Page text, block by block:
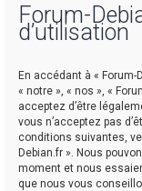
Forum-
d’utilisation
En accédant à « Forum-
« notre », « nos », «
acceptez d’être
vous n’acceptez pas
conditions suivantes,
Debian.fr ». Nous
moment et nous
que nous vous